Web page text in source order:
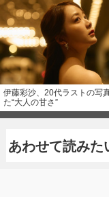
伊藤彩沙、20代ラストの写
た“大人の甘さ”
あわせて読みた